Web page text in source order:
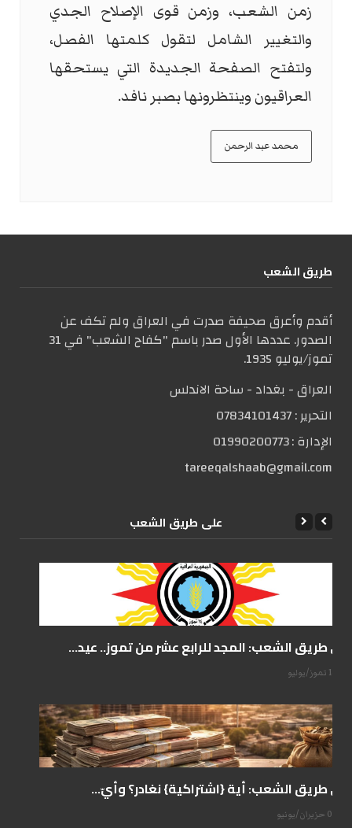
زمن الشعب، وزمن قوى الإصلاح الجدي
والتغيير الشامل لتقول كلمتها الفصل،
ولتفتح الصفحة الجديدة التي يستحقها
العراقيون وينتظرونها بصبر نافد.
محمد عبد الرحمن
طریق الشعب
أقدم وأعرق صحيفة صدرت في العراق ولم تكف عن
الصدور. عددها الأول صدر باسم "كفاح الشعب" في 31
تموز/يوليو 1935.
العراق - بغداد - ساحة الاندلس
التحریر :07834101437
الإدارة :01990200773
tareeqalshaab@gmail.com
علی طریق الشعب
على طريق الشعب: المجد للرابع عشر من تموز.. عيد...
14 تموز/يوليو
على طريق الشعب: أية {اشتراكية} نغادر؟ وأيّ...
07 حزيران/يونيو